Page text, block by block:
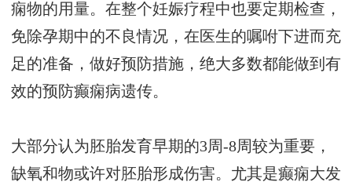
痫物的用量。在整个妊娠疗程中也要定期检查，
免除孕期中的不良情况，在医生的嘱咐下进而充
足的准备，做好预防措施，绝大多数都能做到有
效的预防癫痫病遗传。
大部分认为胚胎发育早期的3周-8周较为重要，
缺氧和物或许对胚胎形成伤害。尤其是癫痫大发